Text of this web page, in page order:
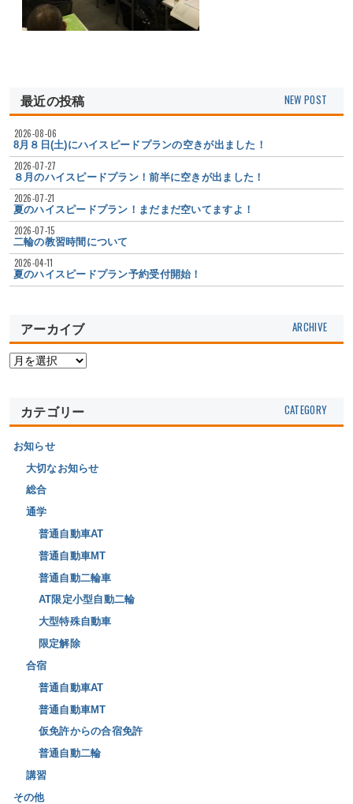
最近の投稿
8月８日(土)にハイスピードプランの空きが出ました！
2026-08-06
８月のハイスピードプラン！前半に空きが出ました！
2026-07-27
夏のハイスピードプラン！まだまだ空いてますよ！
2026-07-21
二輪の教習時間について
2026-07-15
夏のハイスピードプラン予約受付開始！
2026-04-11
アーカイブ
カテゴリー
お知らせ
大切なお知らせ
総合
通学
普通自動車AT
普通自動車MT
普通自動二輪車
AT限定小型自動二輪
大型特殊自動車
限定解除
合宿
普通自動車AT
普通自動車MT
仮免許からの合宿免許
普通自動二輪
講習
その他